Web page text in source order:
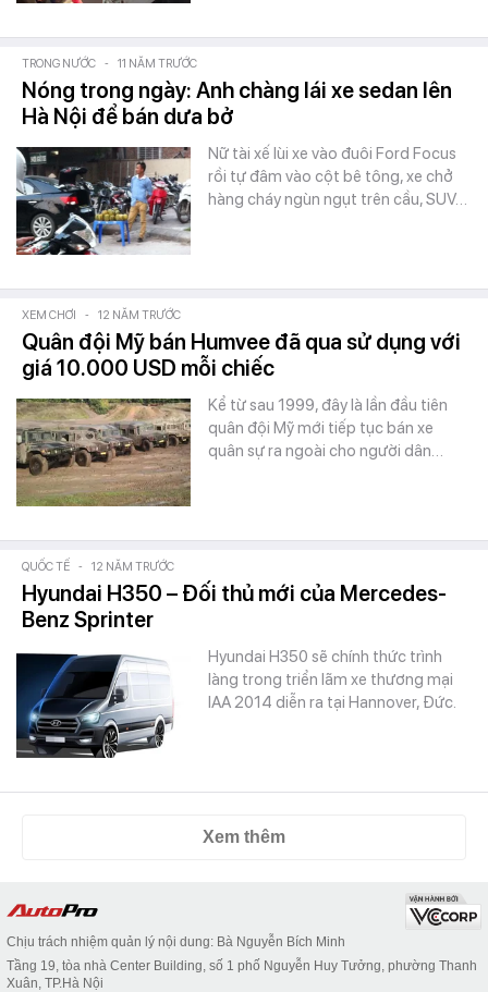
TRONG NƯỚC - 11 NĂM TRƯỚC
Nóng trong ngày: Anh chàng lái xe sedan lên
Hà Nội để bán dưa bở
Nữ tài xế lùi xe vào đuôi Ford Focus
rồi tự đâm vào cột bê tông, xe chở
hàng cháy ngùn ngụt trên cầu, SUV…
XEM CHƠI - 12 NĂM TRƯỚC
Quân đội Mỹ bán Humvee đã qua sử dụng với
giá 10.000 USD mỗi chiếc
Kể từ sau 1999, đây là lần đầu tiên
quân đội Mỹ mới tiếp tục bán xe
quân sự ra ngoài cho người dân…
QUỐC TẾ - 12 NĂM TRƯỚC
Hyundai H350 – Đối thủ mới của Mercedes-
Benz Sprinter
Hyundai H350 sẽ chính thức trình
làng trong triển lãm xe thương mại
IAA 2014 diễn ra tại Hannover, Đức.
Xem thêm
Chịu trách nhiệm quản lý nội dung: Bà Nguyễn Bích Minh
Tầng 19, tòa nhà Center Building, số 1 phố Nguyễn Huy Tưởng, phường Thanh
Xuân, TP.Hà Nội